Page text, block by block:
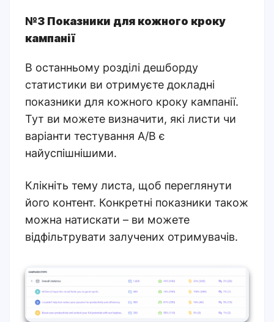
№3 Показники для кожного кроку
кампанії
В останньому розділі дешборду
статистики ви отримуєте докладні
показники для кожного кроку кампанії.
Тут ви можете визначити, які листи чи
варіанти тестування A/B є
найуспішнішими.
Клікніть тему листа, щоб переглянути
його контент. Конкретні показники також
можна натискати – ви можете
відфільтрувати залучених отримувачів.